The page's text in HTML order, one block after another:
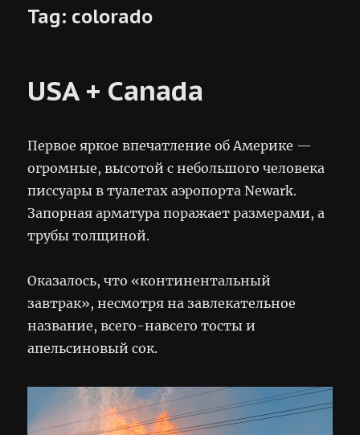
Tag: colorado
USA + Canada
Первое яркое впечатление об Америке —
огромные, высотой с небольшого человека
писсуары в туалетах аэропорта Newark.
Запорная арматура поражает размерами, а
трубы толщиной.
Оказалось, что «континентальный
завтрак», несмотря на завлекательное
название, всего-навсего тосты и
апельсиновый сок.